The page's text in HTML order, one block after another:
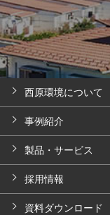
西原環境について
事例紹介
製品・サービス
採用情報
資料ダウンロード